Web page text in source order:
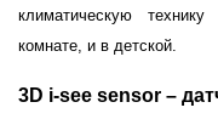
климатическую
комнате, и в детской.
3D i-see sensor –